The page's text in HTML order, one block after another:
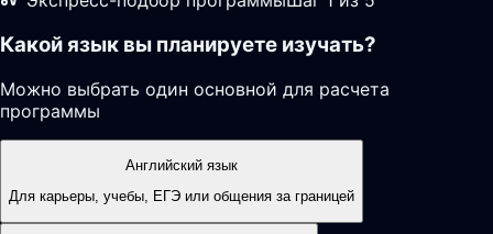
Какой язык вы планируете изучать?
Можно выбрать один основной для расчета
программы
Английский язык
Для карьеры, учебы, ЕГЭ или общения за границей